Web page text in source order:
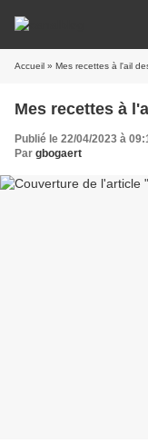
Accueil » Mes recettes à l'ail
Mes recettes à
Publié le 22/04/2023 à
Par gbogaert